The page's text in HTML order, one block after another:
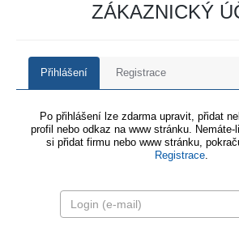
ZÁKAZNICKÝ
Přihlášení Registrace
Po přihlášení lze zdarma upravit, přidat
profil nebo odkaz na www stránku.
si přidat firmu nebo www stránku,
Registrace.